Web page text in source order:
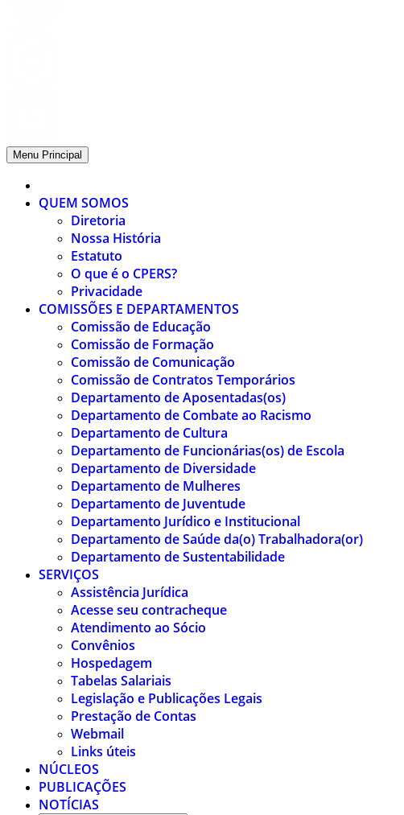
Menu Principal
QUEM SOMOS
Diretoria
Nossa História
Estatuto
O que é o CPERS?
Privacidade
COMISSÕES E DEPARTAMENTOS
Comissão de Educação
Comissão de Formação
Comissão de Comunicação
Comissão de Contratos Temporários
Departamento de Aposentadas(os)
Departamento de Combate ao Racismo
Departamento de Cultura
Departamento de Funcionárias(os) de Escola
Departamento de Diversidade
Departamento de Mulheres
Departamento de Juventude
Departamento Jurídico e Institucional
Departamento de Saúde da(o) Trabalhadora(or)
Departamento de Sustentabilidade
SERVIÇOS
Assistência Jurídica
Acesse seu contracheque
Atendimento ao Sócio
Convênios
Hospedagem
Tabelas Salariais
Legislação e Publicações Legais
Prestação de Contas
Webmail
Links úteis
NÚCLEOS
PUBLICAÇÕES
NOTÍCIAS